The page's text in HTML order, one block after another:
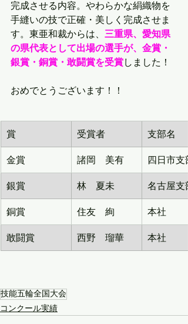
完成させる内容。やわらかな絹織物を
手縫いの技で正確・美しく完成させま
す。東亜和裁からは、 三重県、愛知県
の県代表として出場の選手が、金賞・
銀賞・銅賞・敢闘賞を受賞しました！
おめでとうございます！！
賞 受賞者 支部名
金賞 諸岡　美有 四日市支
銀賞 林　夏未 名古屋支
銅賞 住友　絢 本社
敢闘賞 西野　瑠華 本社
技能五輪全国大会
コンクール実績